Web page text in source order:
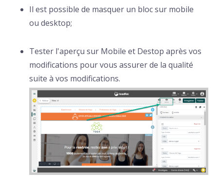
Il est possible de masquer un bloc sur mobile
ou desktop;
Tester l'aperçu sur Mobile et Destop après vos
modifications pour vous assurer de la qualité
suite à vos modifications.